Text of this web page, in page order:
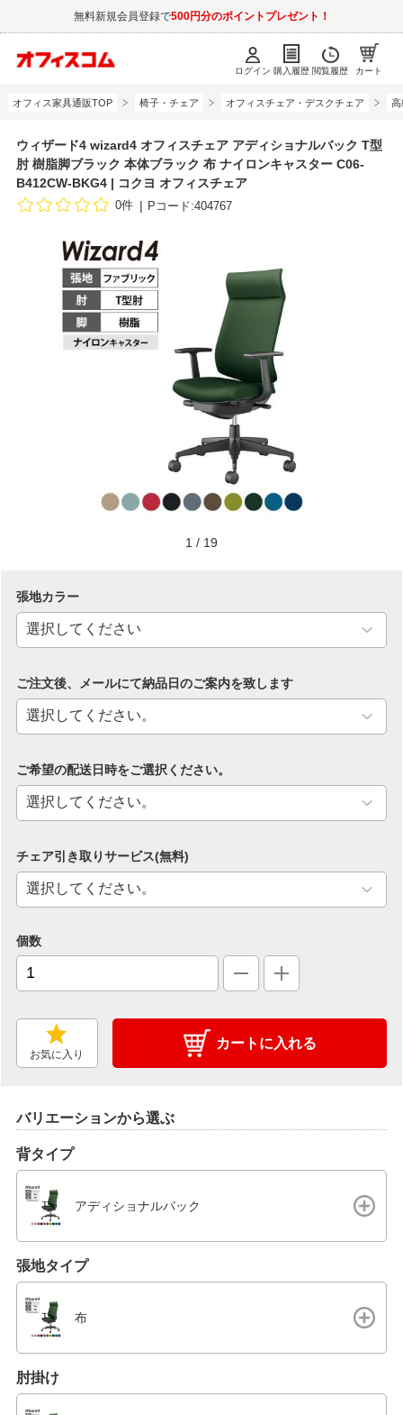
無料新規会員登録で500円分のポイントプレゼント！
ログイン 購入履歴 閲覧履歴 カート
オフィス家具通販TOP 椅子・チェア オフィスチェア・デスクチェア 高
ウィザード4 wizard4 オフィスチェア アディショナルバック T型
肘 樹脂脚ブラック 本体ブラック 布 ナイロンキャスター C06-
B412CW-BKG4 | コクヨ オフィスチェア
0件 Pコード:404767
1 / 19
張地カラー
ご注文後、メールにて納品日のご案内を致します
ご希望の配送日時をご選択ください。
チェア引き取りサービス(無料)
個数
お気に入り
カートに入れる
バリエーションから選ぶ
背タイプ
アディショナルバック
張地タイプ
布
肘掛け